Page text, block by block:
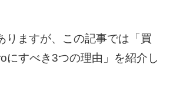
りますが、この記事では「買
にすべき3つの理由」を紹介し